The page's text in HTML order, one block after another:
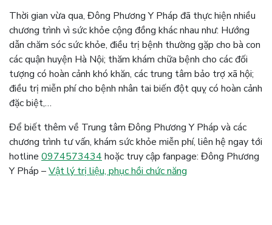
Thời gian vừa qua, Đông Phương Y Pháp đã thực hiện nhiều
chương trình vì sức khỏe cộng đồng khác nhau như: Hướng
dẫn chăm sóc sức khỏe, điều trị bệnh thường gặp cho bà con
các quận huyện Hà Nội; thăm khám chữa bệnh cho các đối
tượng có hoàn cảnh khó khăn, các trung tâm bảo trợ xã hội;
điều trị miễn phí cho bệnh nhân tai biến đột quỵ có hoàn cảnh
đặc biệt,…
Để biết thêm về Trung tâm Đông Phương Y Pháp và các
chương trình tư vấn, khám sức khỏe miễn phí, liên hệ ngay tới
hotline 0974573434 hoặc truy cập fanpage: Đông Phương
Y Pháp –Vật lý trị liệu, phục hồi chức năng